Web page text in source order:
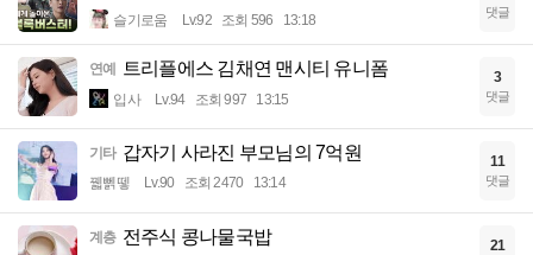
슬기로움 Lv.92 조회 596 13:18 댓글
연예 트리플에스 김채연 맨시티 유니폼
입사 Lv.94 조회 997 13:15
3
댓글
기타 갑자기 사라진 부모님의 7억원
꿻뻵뗗 Lv.90 조회 2470 13:14
11
댓글
계층 전주식 콩나물국밥 21